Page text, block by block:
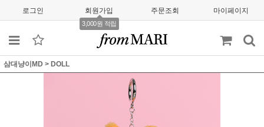
로그인 회원가입
3,000원 적립
주문조회 마이페이지
삼대냥이MD > DOLL